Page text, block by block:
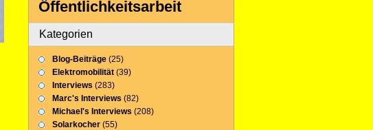
Öffentlichkeitsarbeit
Kategorien
Blog-Beiträge (25)
Elektromobilität (39)
Interviews (283)
Marc's Interviews (82)
Michael's Interviews (208)
Solarkocher (55)